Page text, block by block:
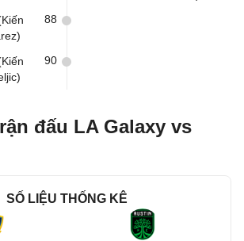
88
90
đấu LA Galaxy vs
SỐ LIỆU THỐNG KÊ